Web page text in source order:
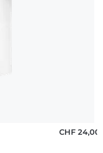
CHF 24,00